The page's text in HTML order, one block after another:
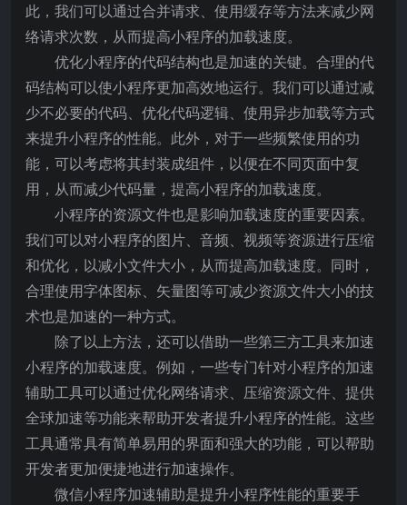
此，我们可以通过合并请求、使用缓存等方法来减少网
络请求次数，从而提高小程序的加载速度。
优化小程序的代码结构也是加速的关键。合理的代
码结构可以使小程序更加高效地运行。我们可以通过减
少不必要的代码、优化代码逻辑、使用异步加载等方式
来提升小程序的性能。此外，对于一些频繁使用的功
能，可以考虑将其封装成组件，以便在不同页面中复
用，从而减少代码量，提高小程序的加载速度。
小程序的资源文件也是影响加载速度的重要因素。
我们可以对小程序的图片、音频、视频等资源进行压缩
和优化，以减小文件大小，从而提高加载速度。同时，
合理使用字体图标、矢量图等可减少资源文件大小的技
术也是加速的一种方式。
除了以上方法，还可以借助一些第三方工具来加速
小程序的加载速度。例如，一些专门针对小程序的加速
辅助工具可以通过优化网络请求、压缩资源文件、提供
全球加速等功能来帮助开发者提升小程序的性能。这些
工具通常具有简单易用的界面和强大的功能，可以帮助
开发者更加便捷地进行加速操作。
微信小程序加速辅助是提升小程序性能的重要手